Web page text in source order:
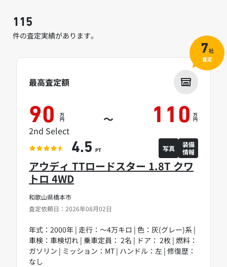
115
件の査定実績があります。
和歌山県橋本市
査定依頼日：2026年08月02日
アウディ TTロードスター 1.8T クワ
トロ 4WD
年式：2000年 | 走行：～4万キロ | 色：灰(グレー)系 |
車検：車検切れ | 乗車定員： 2名 | ドア： 2枚 | 燃料：
ガソリン | ミッション：MT | ハンドル：左 | 修復歴：
なし
最高査定額
90 万
円 ～ 110 万
円
2nd Select
4.5 PT 写真
装備
情報
7社
査定